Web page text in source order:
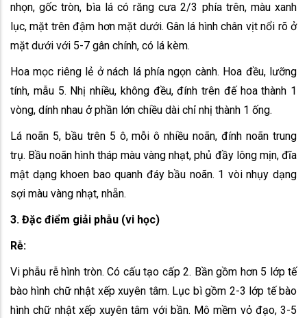
nhọn, gốc tròn, bìa lá có răng cưa 2/3 phía trên, màu xanh
lục, mặt trên đậm hơn mặt dưới. Gân lá hình chân vịt nổi rõ ở
mặt dưới với 5-7 gân chính, có lá kèm.
Hoa mọc riêng lẻ ở nách lá phía ngọn cành. Hoa đều, lưỡng
tính, mẫu 5. Nhị nhiều, không đều, đính trên đế hoa thành 1
vòng, dính nhau ở phần lớn chiều dài chỉ nhị thành 1 ống.
Lá noãn 5, bầu trên 5 ô, mỗi ô nhiều noãn, đính noãn trung
trụ. Bầu noãn hình tháp màu vàng nhạt, phủ đầy lông mịn, đĩa
mật dạng khoen bao quanh đáy bầu noãn. 1 vòi nhụy dạng
sợi màu vàng nhạt, nhẵn.
3. Đặc điểm giải phẫu (vi học)
Rễ:
Vi phẫu rễ hình tròn. Có cấu tạo cấp 2. Bần gồm hơn 5 lớp tế
bào hình chữ nhật xếp xuyên tâm. Lục bì gồm 2-3 lớp tế bào
hình chữ nhật xếp xuyên tâm với bần. Mô mềm vỏ đạo, 3-5